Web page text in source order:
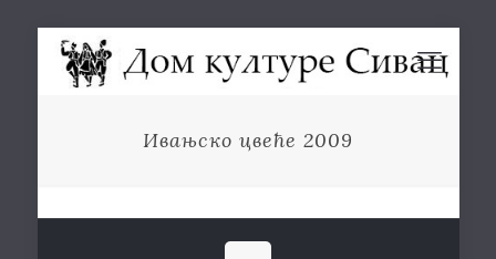
Ивањско цвеће 2009